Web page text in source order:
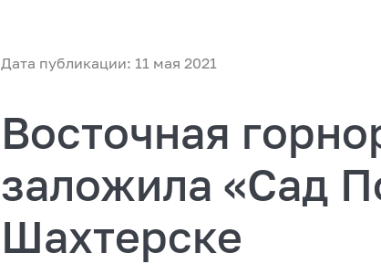
Дата публикации: 11 мая 2021
Восточная
заложила «Сад
Шахтерске